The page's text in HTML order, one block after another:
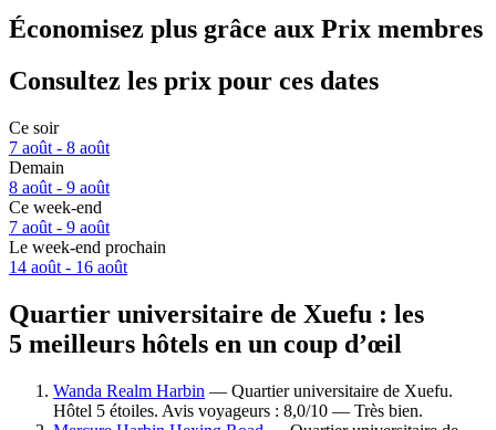
Économisez plus grâce aux Prix membres
Consultez les prix pour ces dates
Ce soir
7 août - 8 août
Demain
8 août - 9 août
Ce week-end
7 août - 9 août
Le week-end prochain
14 août - 16 août
Quartier universitaire de Xuefu : les
5 meilleurs hôtels en un coup d’œil
Wanda Realm Harbin — Quartier universitaire de Xuefu.
Hôtel 5 étoiles. Avis voyageurs : 8,0/10 — Très bien.